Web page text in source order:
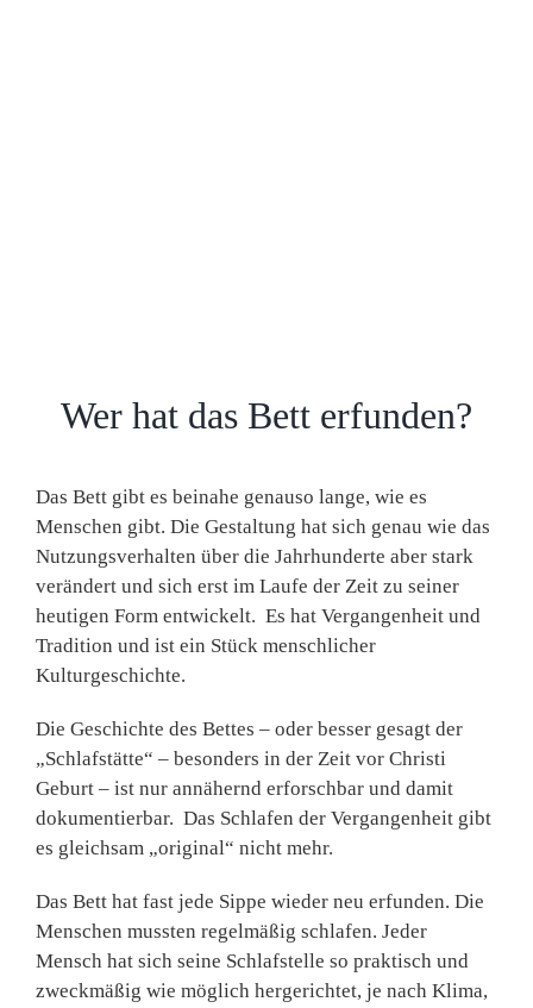
Wer hat das Bett erfunden?
Das Bett gibt es beinahe genauso lange, wie es
Menschen gibt. Die Gestaltung hat sich genau wie das
Nutzungsverhalten über die Jahrhunderte aber stark
verändert und sich erst im Laufe der Zeit zu seiner
heutigen Form entwickelt. Es hat Vergangenheit und
Tradition und ist ein Stück menschlicher
Kulturgeschichte.
Die Geschichte des Bettes – oder besser gesagt der
„Schlafstätte“ – besonders in der Zeit vor Christi
Geburt – ist nur annähernd erforschbar und damit
dokumentierbar. Das Schlafen der Vergangenheit gibt
es gleichsam „original“ nicht mehr.
Das Bett hat fast jede Sippe wieder neu erfunden. Die
Menschen mussten regelmäßig schlafen. Jeder
Mensch hat sich seine Schlafstelle so praktisch und
zweckmäßig wie möglich hergerichtet, je nach Klima,